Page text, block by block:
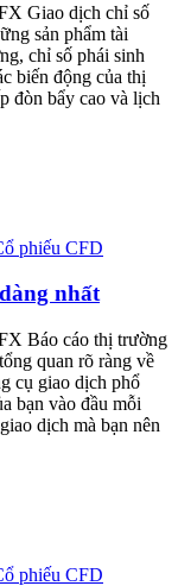
Giao dịch chỉ số
sản phẩm tài
chỉ số phái sinh
biến động của thị
đòn bẩy cao và lịch
phiếu CFD
nhất
Báo cáo thị trường
quan rõ ràng về
cụ giao dịch phổ
bạn vào đầu mỗi
dịch mà bạn nên
phiếu CFD